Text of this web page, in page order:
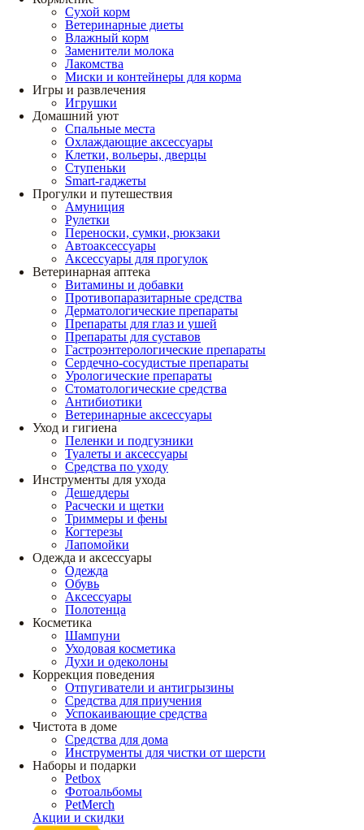
Сухой корм
Ветеринарные диеты
Влажный корм
Заменители молока
Лакомства
Миски и контейнеры для корма
Игры и развлечения
Игрушки
Домашний уют
Спальные места
Охлаждающие аксессуары
Клетки, вольеры, дверцы
Ступеньки
Smart-гаджеты
Прогулки и путешествия
Амуниция
Рулетки
Переноски, сумки, рюкзаки
Автоаксессуары
Аксессуары для прогулок
Ветеринарная аптека
Витамины и добавки
Противопаразитарные средства
Дерматологические препараты
Препараты для глаз и ушей
Препараты для суставов
Гастроэнтерологические препараты
Сердечно-сосудистые препараты
Урологические препараты
Стоматологические средства
Антибиотики
Ветеринарные аксессуары
Уход и гигиена
Пеленки и подгузники
Туалеты и аксессуары
Средства по уходу
Инструменты для ухода
Дешеддеры
Расчески и щетки
Триммеры и фены
Когтерезы
Лапомойки
Одежда и аксессуары
Одежда
Обувь
Аксессуары
Полотенца
Косметика
Шампуни
Уходовая косметика
Духи и одеколоны
Коррекция поведения
Отпугиватели и антигрызины
Средства для приучения
Успокаивающие средства
Чистота в доме
Средства для дома
Инструменты для чистки от шерсти
Наборы и подарки
Petbox
Фотоальбомы
PetMerch
Акции и скидки